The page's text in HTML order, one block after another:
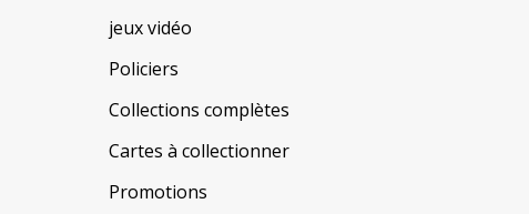
jeux vidéo
Policiers
Collections complètes
Cartes à collectionner
Promotions